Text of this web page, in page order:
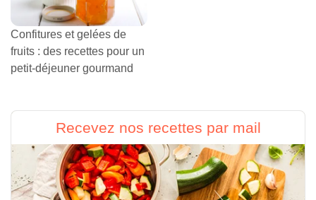
Confitures et gelées de
fruits : des recettes pour un
petit-déjeuner gourmand
Recevez nos recettes par mail